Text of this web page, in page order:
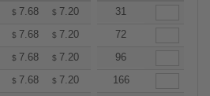
$ 7.68 $ 7.20 6.8431
$ 7.68 $ 7.20 6.8472
$ 7.68 $ 7.20 6.8496
$ 7.68 $ 7.20 6.84166